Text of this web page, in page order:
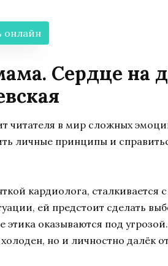
онлайн
Сердце на
читателя в мир сложных
личные принципы и
кардиолога,
ей предстоит сделать
оказываются под
но и личностно далёк